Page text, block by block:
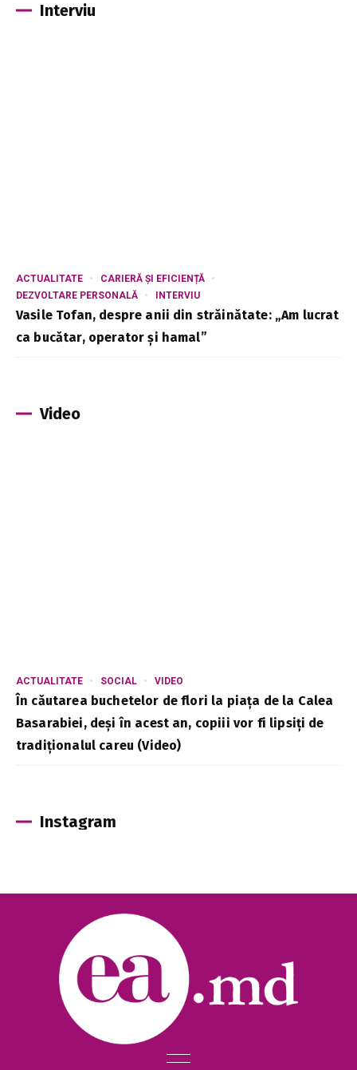
Interviu
ACTUALITATE
CARIERĂ ȘI EFICIENȚĂ
DEZVOLTARE PERSONALĂ
INTERVIU
Vasile Tofan, despre anii din străinătate: „Am lucrat
ca bucătar, operator și hamal”
Video
ACTUALITATE SOCIAL VIDEO
În căutarea buchetelor de flori la piața de la Calea
Basarabiei, deși în acest an, copiii vor fi lipsiți de
tradiționalul careu (Video)
Instagram